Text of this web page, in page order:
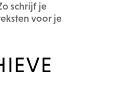
schrijf je
voor je